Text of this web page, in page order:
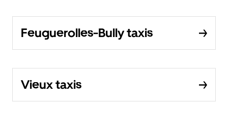
Feuguerolles-Bully taxis
Vieux taxis